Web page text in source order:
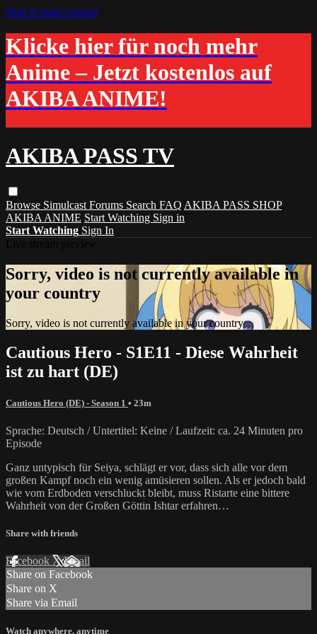
Skip to main content
Klicke hier für noch mehr
Anime – Jetzt kostenlos auf
AKIBA ANIME!
AKIBA PASS TV
Browse Simulcast Forums Search FAQ AKIBA PASS SHOP
AKIBA ANIME Start Watching Sign in
Start Watching Sign In
Sorry, video is not currently available in
your country
Sorry, video is not currently available in your country
Cautious Hero - S1E11 - Diese Wahrheit
ist zu hart (DE)
Cautious Hero (DE) - Season 1 • 23m
Sprache: Deutsch / Untertitel: Keine / Laufzeit: ca. 24 Minuten pro
Episode
Ganz untypisch für Seiya, schlägt er vor, dass sich alle vor dem
großen Kampf noch ein wenig amüsieren sollen. Als er jedoch bald
wie vom Erdboden verschluckt bleibt, muss Ristarte eine bittere
Wahrheit von der Großen Göttin Ishtar erfahren…
Share with friends
Facebook XEmail
Share on Facebook
Share on X
Share via Email
Watch anywhere, anytime